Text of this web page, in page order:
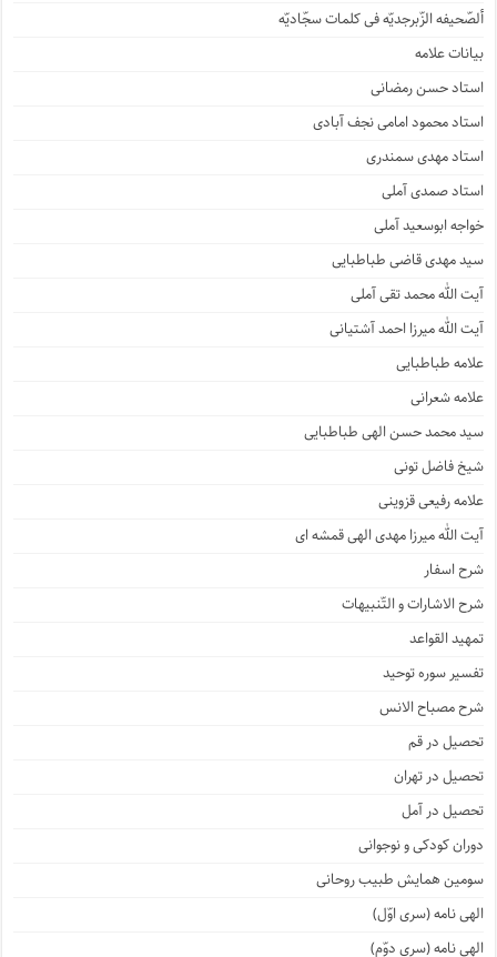
ألصّحیفه الزّبرجدیّه فی کلمات سجّادیّه
بیانات علامه
استاد حسن رمضانی
استاد محمود امامی نجف آبادی
استاد مهدی سمندری
استاد صمدی آملی
خواجه ابوسعید آملی
سید مهدی قاضی طباطبایی
آیت الله محمد تقی آملی
آیت الله میرزا احمد آشتیانی
علامه طباطبایی
علامه شعرانی
سید محمد حسن الهی طباطبایی
شیخ فاضل تونی
علامه رفیعی قزوینی
آیت الله میرزا مهدی الهی قمشه ای
شرح اسفار
شرح الاشارات و التّنبیهات
تمهید القواعد
تفسیر سوره توحید
شرح مصباح الانس
تحصیل در قم
تحصیل در تهران
تحصیل در آمل
دوران کودکی و نوجوانی
سومین همایش طبیب روحانی
الهی نامه (سری اوّل)
الهی نامه (سری دوّم)